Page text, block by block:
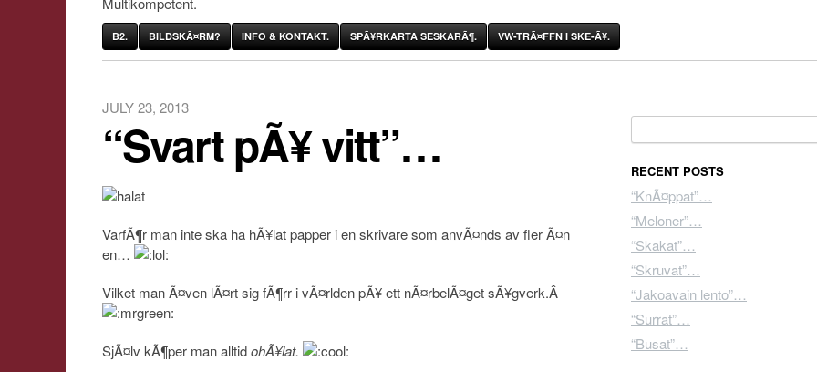
B2. BILDSKÃ¤RM? INFO & KONTAKT. SPÃ¥RKARTA SESKARÃ¶. VW-TRÃ¤FFN I SKE-Ã¥.
JULY 23, 2013
“Svart pÃ¥ vitt”…
VarfÃ¶r man inte ska ha hÃ¥lat papper i en skrivare som anvÃ¤nds av fler Ã¤n
en…
Vilket man Ã¤ven lÃ¤rt sig fÃ¶rr i vÃ¤rlden pÃ¥ ett nÃ¤rbelÃ¤get sÃ¥gverk.Â
SjÃ¤lv kÃ¶per man alltidohÃ¥lat.
RECENT POSTS
“KnÃ¤ppat”…
“Meloner”…
“Skakat”…
“Skruvat”…
“Jakoavain lento”…
“Surrat”…
“Busat”…